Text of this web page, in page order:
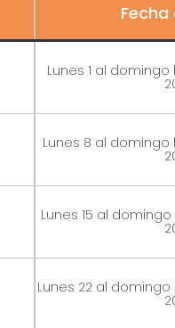
Fecha
Lunes 1 al
Lunes 8 al domingo
Lunes 15 al
Lunes 22 al